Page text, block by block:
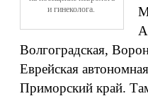
и гинеколога.
Волгоградская,
Еврейская
Приморский край.